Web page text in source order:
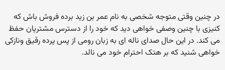
در چنین وقتى متوجه شخصى به نام عمر بن زید برده فروش باش که
کنیزى با چنین وصفى خواهى دید که خود را از دسترس مشتریان حفظ
مى کند. در این حال صداى ناله اى به زبان رومى از پس پرده رقیق ونازکى
خواهى شنید که بر هتک احترام خود مى نالد.